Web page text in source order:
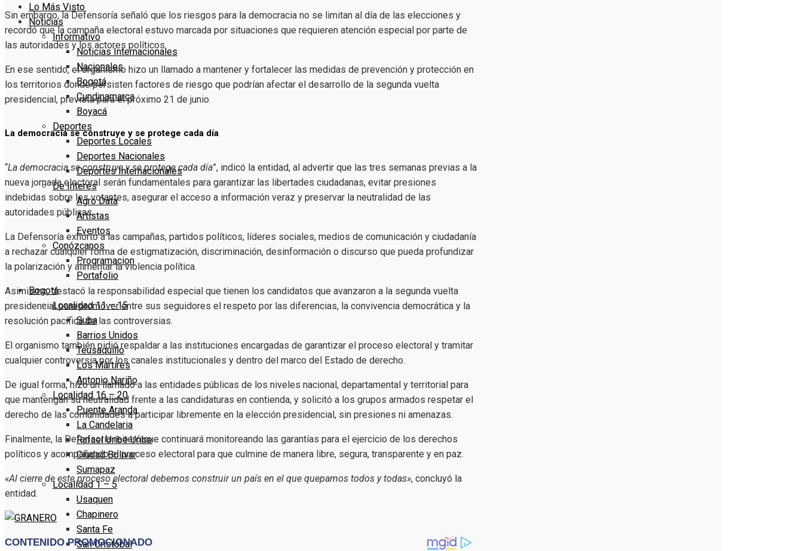
Lo Más Visto
Noticias
Informativo
Noticias Internacionales
Nacionales
Bogotá
Cundinamarca
Boyacá
Deportes
Deportes Locales
Deportes Nacionales
Deportes Internacionales
De Interés
Agro Data
Artistas
Eventos
Conózcanos
Programacion
Portafolio
Bogotá
Localidad 11 – 15
Suba
Barrios Unidos
Teusaquillo
Los Mártires
Antonio Nariño
Localidad 16 – 20
Puente Aranda
La Candelaria
Rafael Uribe Uribe
Ciudad Bolivar
Sumapaz
Localidad 1 – 5
Usaquen
Chapinero
Santa Fe
San Cristóbal
Sin embargo, la Defensoría señaló que los riesgos para la democracia no se limitan al día de las elecciones y
recordó que la campaña electoral estuvo marcada por situaciones que requieren atención especial por parte de
las autoridades y los actores políticos.
En ese sentido, el organismo hizo un llamado a mantener y fortalecer las medidas de prevención y protección en
los territorios donde persisten factores de riesgo que podrían afectar el desarrollo de la segunda vuelta
presidencial, prevista para el próximo 21 de junio.
La democracia se construye y se protege cada día
“La democracia se construye y se protege cada día”, indicó la entidad, al advertir que las tres semanas previas a la
nueva jornada electoral serán fundamentales para garantizar las libertades ciudadanas, evitar presiones
indebidas sobre los votantes, asegurar el acceso a información veraz y preservar la neutralidad de las
autoridades públicas.
La Defensoría exhortó a las campañas, partidos políticos, líderes sociales, medios de comunicación y ciudadanía
a rechazar cualquier forma de estigmatización, discriminación, desinformación o discurso que pueda profundizar
la polarización y alimentar la violencia política.
Asimismo, destacó la responsabilidad especial que tienen los candidatos que avanzaron a la segunda vuelta
presidencial para promover entre sus seguidores el respeto por las diferencias, la convivencia democrática y la
resolución pacífica de las controversias.
El organismo también pidió respaldar a las instituciones encargadas de garantizar el proceso electoral y tramitar
cualquier controversia por los canales institucionales y dentro del marco del Estado de derecho.
De igual forma, hizo un llamado a las entidades públicas de los niveles nacional, departamental y territorial para
que mantengan su neutralidad frente a las candidaturas en contienda, y solicitó a los grupos armados respetar el
derecho de las comunidades a participar libremente en la elección presidencial, sin presiones ni amenazas.
Finalmente, la Defensoría reiteró que continuará monitoreando las garantías para el ejercicio de los derechos
políticos y acompañando el proceso electoral para que culmine de manera libre, segura, transparente y en paz.
«Al cierre de este proceso electoral debemos construir un país en el que quepamos todos y todas», concluyó la
entidad.